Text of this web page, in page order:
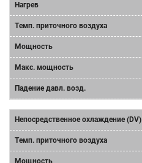
Нагрев
Tемп. приточного воздуха
Мощность
Mакс. мощность
Падение давл. возд.
Непосредственное охлаждение (DV)
Tемп. приточного воздуха